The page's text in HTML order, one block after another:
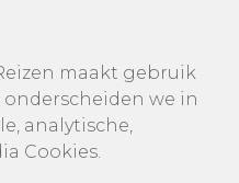
maakt gebruik
onderscheiden we in
analytische,
Cookies.